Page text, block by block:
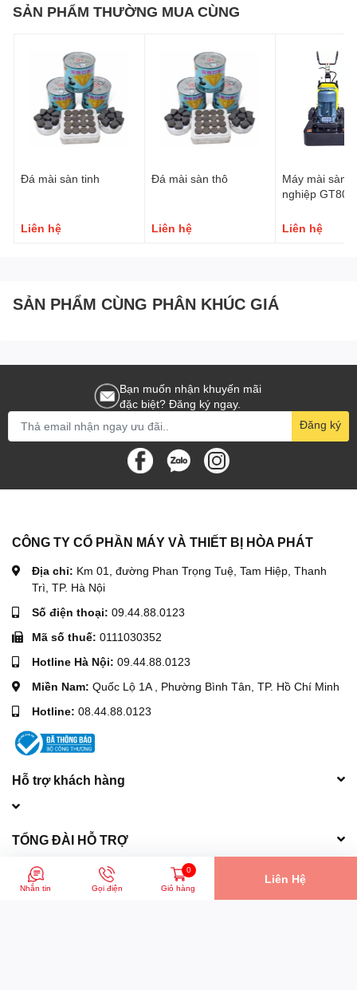
SẢN PHẨM THƯỜNG MUA CÙNG
Đá mài sàn tinh
Liên hệ
Đá mài sàn thô
Liên hệ
Máy mài sàn
nghiệp GT800
Liên hệ
SẢN PHẨM CÙNG PHÂN KHÚC GIÁ
Bạn muốn nhận khuyến mãi
đặc biệt? Đăng ký ngay.
Đăng ký
CÔNG TY CỔ PHẦN MÁY VÀ THIẾT BỊ HÒA PHÁT
Địa chỉ: Km 01, đường Phan Trọng Tuệ, Tam Hiệp, Thanh
Trì, TP. Hà Nội
Số điện thoại: 09.44.88.0123
Mã số thuế: 0111030352
Hotline Hà Nội: 09.44.88.0123
Miền Nam: Quốc Lộ 1A , Phường Bình Tân, TP. Hồ Chí Minh
Hotline: 08.44.88.0123
Hỗ trợ khách hàng
TỔNG ĐÀI HỖ TRỢ
Phương thức thanh toán
Nhắn tin Gọi điện
0
Giỏ hàng
Liên Hệ